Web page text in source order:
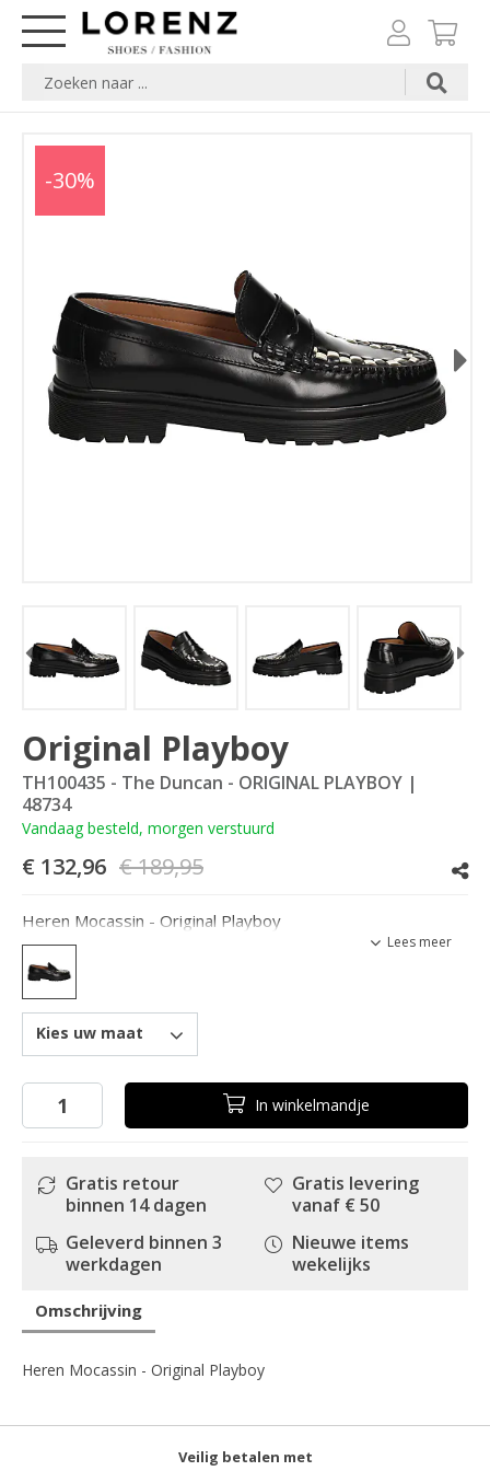
-30%
Next
Original Playboy
TH100435 - The Duncan - ORIGINAL PLAYBOY |
48734
Vandaag besteld, morgen verstuurd
€ 189,95
€ 132,96
Heren Mocassin - Original Playboy
Lees meer
Kies uw maat
In winkelmandje
Gratis retour
binnen 14 dagen
Geleverd binnen 3
werkdagen
Gratis levering
vanaf € 50
Nieuwe items
wekelijks
Omschrijving
Heren Mocassin - Original Playboy
Veilig betalen met